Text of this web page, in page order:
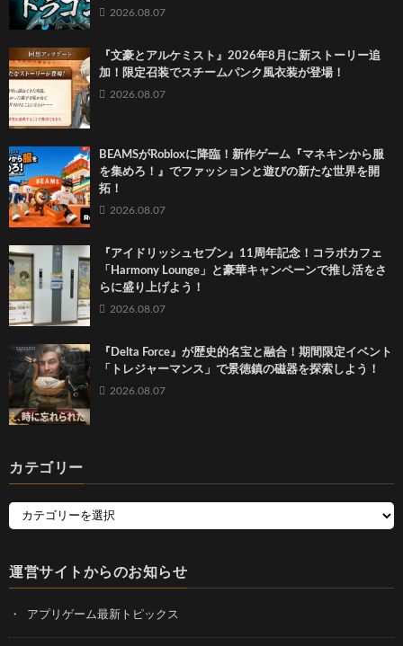
2026.08.07
『文豪とアルケミスト』2026年8月に新ストーリー追
加！限定召装でスチームパンク風衣装が登場！
2026.08.07
BEAMSがRobloxに降臨！新作ゲーム『マネキンから服
を集めろ！』でファッションと遊びの新たな世界を開
拓！
2026.08.07
『アイドリッシュセブン』11周年記念！コラボカフェ
「Harmony Lounge」と豪華キャンペーンで推し活をさ
らに盛り上げよう！
2026.08.07
『Delta Force』が歴史的名宝と融合！期間限定イベント
「トレジャーマンス」で景徳鎮の磁器を探索しよう！
2026.08.07
カテゴリー
運営サイトからのお知らせ
アプリゲーム最新トピックス